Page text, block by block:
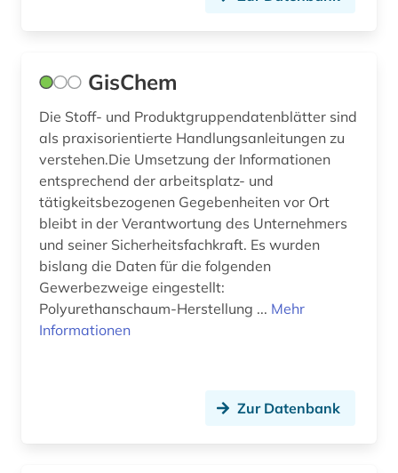
Sport (0)
Statistik (0)
Technik (3)
Theologie und Religionswissenschaften (0)
Fertigungstechnik (2)
Wissenschaftskunde, Forschung, Hochschul-,
GisChem
Die Stoff- und Produktgruppendatenblätter sind
als praxisorientierte Handlungsanleitungen zu
verstehen.Die Umsetzung der Informationen
entsprechend der arbeitsplatz- und
tätigkeitsbezogenen Gegebenheiten vor Ort
bleibt in der Verantwortung des Unternehmers
und seiner Sicherheitsfachkraft. Es wurden
bislang die Daten für die folgenden
Gewerbezweige eingestellt:
Polyurethanschaum-Herstellung ... Mehr
Informationen
Zur Datenbank